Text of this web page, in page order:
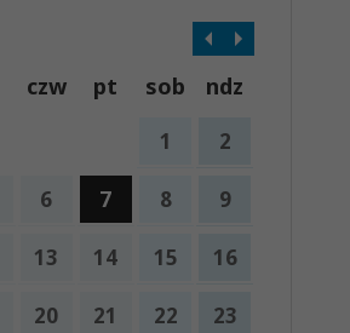
czw pt sob ndz
1 2
6 7 8 9
13 14 15 16
20 21 22 23